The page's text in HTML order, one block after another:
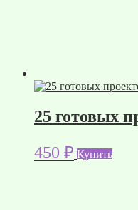
25 готовых
450 ₽ Купить